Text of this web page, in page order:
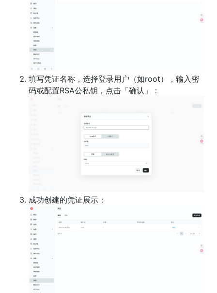
填写凭证名称，选择登录用户（如root），输入密